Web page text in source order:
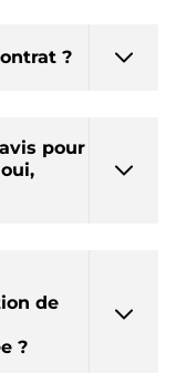
?
pour
de
?